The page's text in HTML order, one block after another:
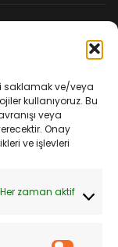
saklamak ve/veya
kullanıyoruz. Bu
veya
Onay
ve işlevleri
Her zaman aktif